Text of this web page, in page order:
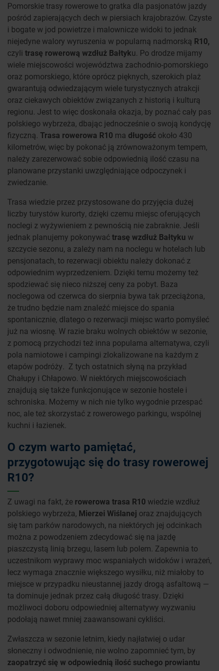
Pomorskie trasy rowerowe to gratka dla pasjonatów jazdy
pośród zapierających dech w piersiach krajobrazów. Czyste
i bogate w jod powietrze i malownicze widoki to jednak
niejedyne walory wyruszenia w popularną nadmorską R10,
czyli trasę rowerową wzdłuż Bałtyku. Po drodze mijamy
wiele miejscowości województwa zachodnio-pomorskiego
oraz pomorskiego, które oprócz pięknych, szerokich plaż
gwarantują odwiedzającym wiele turystycznych atrakcji
oraz ciekawych obiektów związanych z historią i kulturą
regionu. Jest to więc doskonała okazja, by poznać cały pas
polskiego wybrzeża, dbając jednocześnie o swoją kondycję
fizyczną. Trasa rowerowa R10 ma długość około 430
kilometrów, więc by pokonać ją zrównoważonym tempem,
należy zarezerwować sobie odpowiednią ilość czasu na
planowane przystanki uwzględniające odpoczynek i
zwiedzanie.
Trasa wiedzie przez przystosowane do przyjęcia dużej
liczby turystów kurorty, dzięki czemu miejsc oferujących
noclegi z wyżywieniem z pewnością nie zabraknie. Jeśli
jednak planujemy pokonywaćtrasę wzdłuż Bałtyku w
szczycie sezonu, a zależy nam na noclegu w hotelach lub
pensjonatach, to rezerwacji obiektu należy dokonać z
odpowiednim wyprzedzeniem. Dzięki temu możemy też
spodziewać się nieco niższej ceny za pobyt. Baza
noclegowa od czerwca do sierpnia bywa tak przeciążona,
że trudno będzie nam znaleźć miejsce do spania
spontanicznie, dlatego o rezerwacji miejsc warto pomyśleć
już na wiosnę. W razie braku wolnych obiektów w sezonie,
z pomocą przychodzi też inna popularna alternatywa, czyli
pola namiotowe i campingi zlokalizowane na każdym z
etapów podróży. Z tych ostatnich słyną na przykład
Chałupy i Chłapowo. W niektórych miejscowościach
znajdują się także funkcjonujące w sezonie hostele i
schroniska. Możemy w nich nie tylko wygodnie przespać
noc, ale też skorzystać z rowerowego parkingu, wspólnej
kuchni i łazienek.
O czym warto pamiętać,
przygotowując się do trasy rowerowej
R10?
Z uwagi na fakt, że rowerowa trasa R10 wiedzie wzdłuż
polskiego wybrzeża, Mierzei Wiślanej oraz znajdujących
się tam parków narodowych, na niektórych jej odcinkach
można z powodzeniem zdecydować się na jazdę
piaszczystą linią brzegu, lasem lub polem. Zapewnia to
uczestnikom wyprawy moc wspaniałych widoków i wrażeń,
lecz wymaga znacznie większego wysiłku, niż miałoby to
miejsce w przypadku nieustannej jazdy drogą asfaltową —
ta dominuje jednak przez całą długość trasy. Dzięki
możliwoci doboru odpowiedniej alternatywy wyzwaniu
podołają nawet mniej zaawansowani cykliści.
Zwłaszcza w sezonie letnim, kiedy najłatwiej o udar
słoneczny i odwodnienie, nie wolno zapomnieć tym, by
zaopatrzyć się w odpowiednią ilość suchego prowiantu